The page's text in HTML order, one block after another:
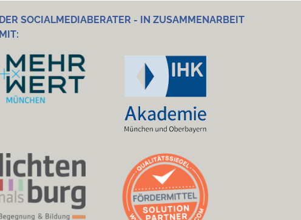
DER SOCIALMEDIABERATER - IN ZUSAMMENARBEIT
MIT: